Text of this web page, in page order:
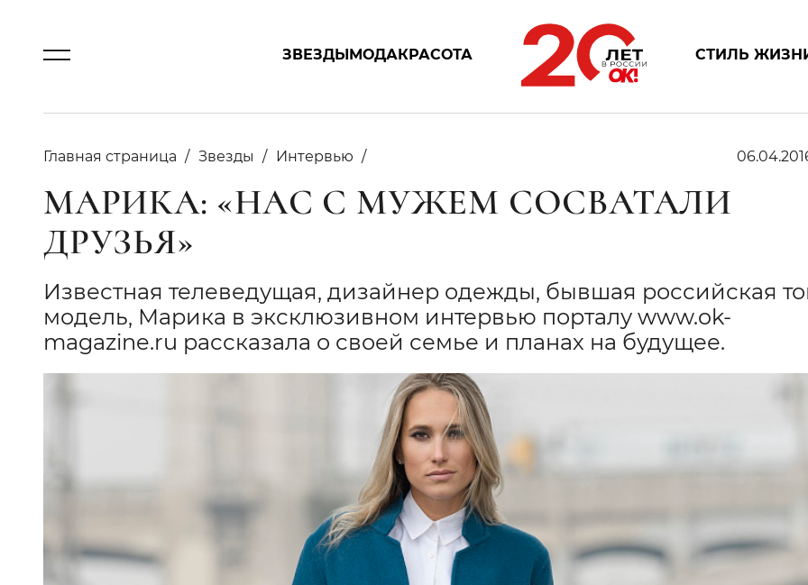
ЗВЕЗДЫМОДАКРАСОТА СТИЛЬ
Главная страница Звезды Интервью
МАРИКА: «НАС С МУЖЕМ СОСВАТАЛИ
ДРУЗЬЯ»
Известная телеведущая, дизайнер одежды, бывшая российская
модель, Марика в эксклюзивном интервью порталу www.ok-
magazine.ru рассказала о своей семье и планах на будущее.